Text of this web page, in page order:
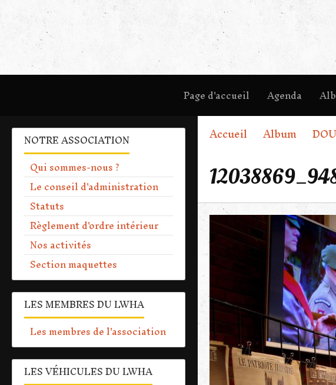
Page d'accueil Agenda
Accueil Album
NOTRE ASSOCIATION
Qui sommes-nous ?
Le conseil d'administration
Statuts
Règlement d'ordre intérieur
Nos activités
Section maquettes
LES MEMBRES DU LWHA
Les membres de l'association
LES VÉHICULES DU LWHA